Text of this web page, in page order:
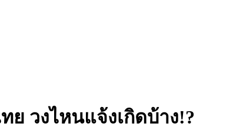
ย วงไหนแจ้งเกิดบ้าง!?